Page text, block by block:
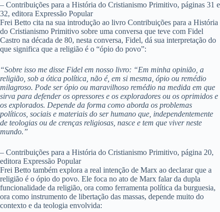
– Contribuições para a História do Cristianismo Primitivo, páginas 31 e
32, editora Expressão Popular
Frei Betto cita na sua introdução ao livro Contribuições para a História
do Cristianismo Primitivo sobre uma conversa que teve com Fidel
Castro na década de 80, nesta conversa, Fidel, dá sua interpretação do
que significa que a religião é o “ópio do povo”:
“Sobre isso me disse Fidel em nosso livro: “Em minha opinião, a
religião, sob a ótica política, não é, em si mesma, ópio ou remédio
milagroso. Pode ser ópio ou maravilhoso remédio na medida em que
sirva para defender os opressores e os exploradores ou os oprimidos e
os explorados. Depende da forma como aborda os problemas
políticos, sociais e materiais do ser humano que, independentemente
de teologias ou de crenças religiosas, nasce e tem que viver neste
mundo.”
– Contribuições para a História do Cristianismo Primitivo, página 20,
editora Expressão Popular
Frei Betto também explora a real intenção de Marx ao declarar que a
religião é o ópio do povo. Ele foca no ato de Marx falar da dupla
funcionalidade da religião, ora como ferramenta política da burguesia,
ora como instrumento de libertação das massas, depende muito do
contexto e da teologia envolvida: